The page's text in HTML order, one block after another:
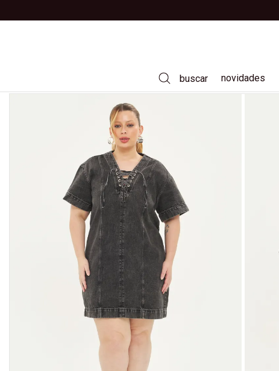
buscar novidades
camisas
t-shirts
casacos e jaquetas
tricôs
jeans
moda praia